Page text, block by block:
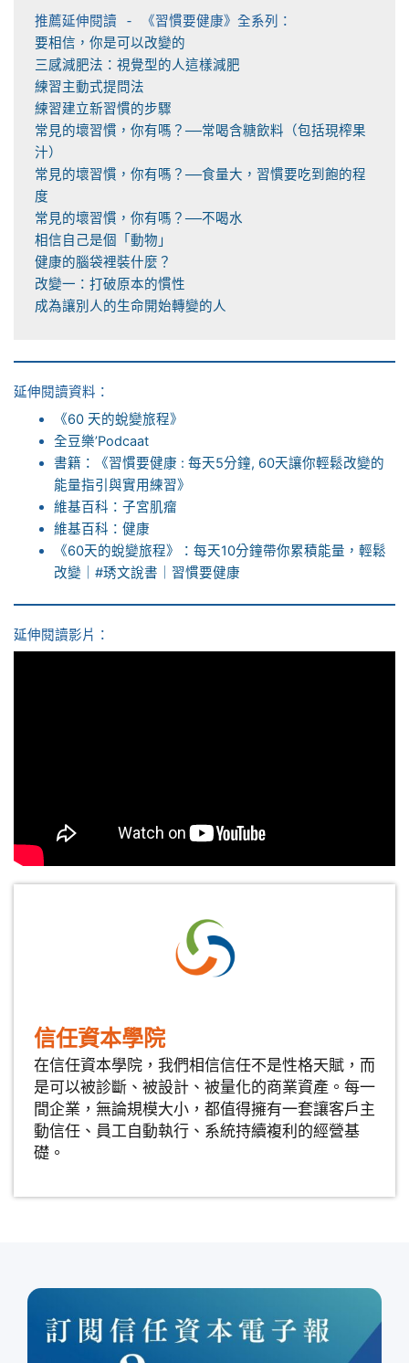
常見的壞習慣，你有嗎？──常喝含糖飲料（包括現榨果
常見的壞習慣，你有嗎？──食量大，習慣要吃到飽的程
成為讓別人的生命開始轉變的人
延伸閱讀資料：
《60 天的蛻變旅程》
全豆樂’Podcaat
書籍：《習慣要健康 : 每天5分鐘, 60天讓你輕鬆改變的
能量指引與實用練習》
維基百科：子宮肌瘤
維基百科：健康
《60天的蛻變旅程》：每天10分鐘帶你累積能量，輕鬆
改變｜#琇文說書｜習慣要健康
延伸閱讀影片：
信任資本學院
在信任資本學院，我們相信信任不是性格天賦，而
是可以被診斷、被設計、被量化的商業資產。每一
間企業，無論規模大小，都值得擁有一套讓客戶主
動信任、員工自動執行、系統持續複利的經營基
礎。